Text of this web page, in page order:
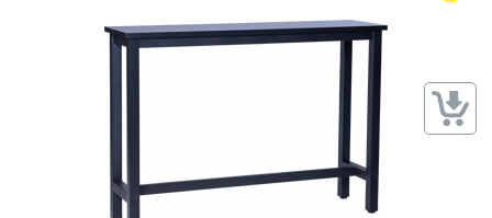
→ Types de mobilier
→ Noms / Références